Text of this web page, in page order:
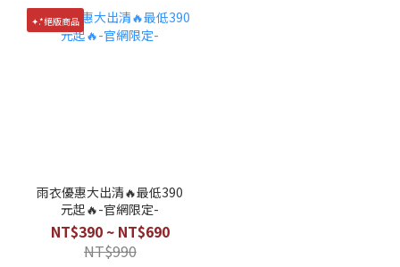
✦.*絕版商品
雨衣優惠大出清🔥最低390
元起🔥-官網限定-
NT$390 ~ NT$690
NT$990